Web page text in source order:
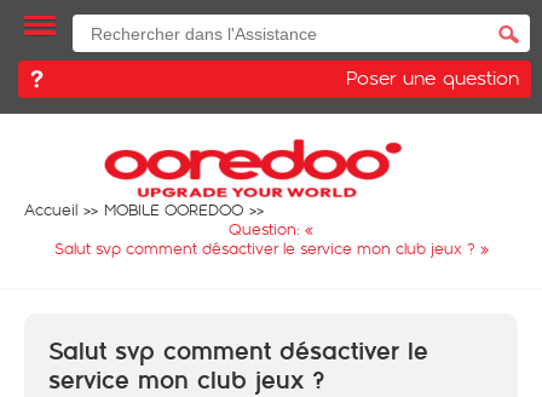
Poser une question
Accueil
MOBILE OOREDOO
Question: «
Salut svp comment désactiver le service mon club jeux ? »
Salut svp comment désactiver le
service mon club jeux ?